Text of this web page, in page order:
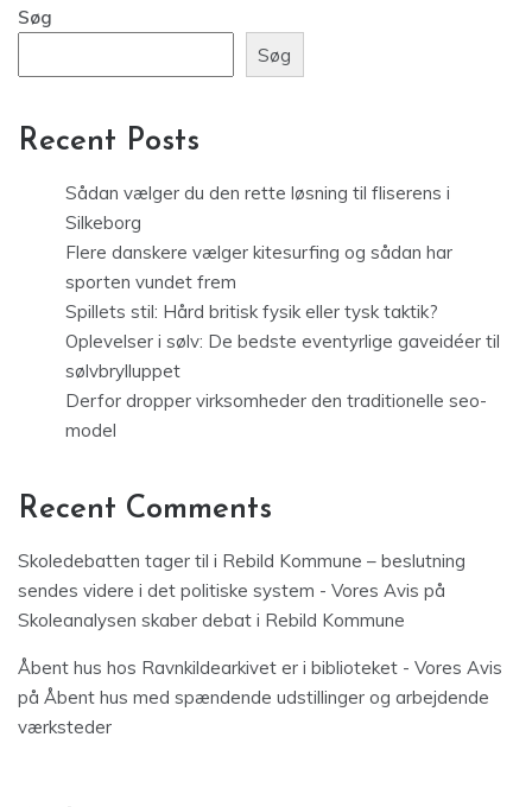
Søg
Søg
Recent Posts
Sådan vælger du den rette løsning til fliserens i
Silkeborg
Flere danskere vælger kitesurfing og sådan har
sporten vundet frem
Spillets stil: Hård britisk fysik eller tysk taktik?
Oplevelser i sølv: De bedste eventyrlige gaveidéer til
sølvbrylluppet
Derfor dropper virksomheder den traditionelle seo-
model
Recent Comments
Skoledebatten tager til i Rebild Kommune – beslutning
sendes videre i det politiske system - Vores Avis på
Skoleanalysen skaber debat i Rebild Kommune
Åbent hus hos Ravnkildearkivet er i biblioteket - Vores Avis
på Åbent hus med spændende udstillinger og arbejdende
værksteder